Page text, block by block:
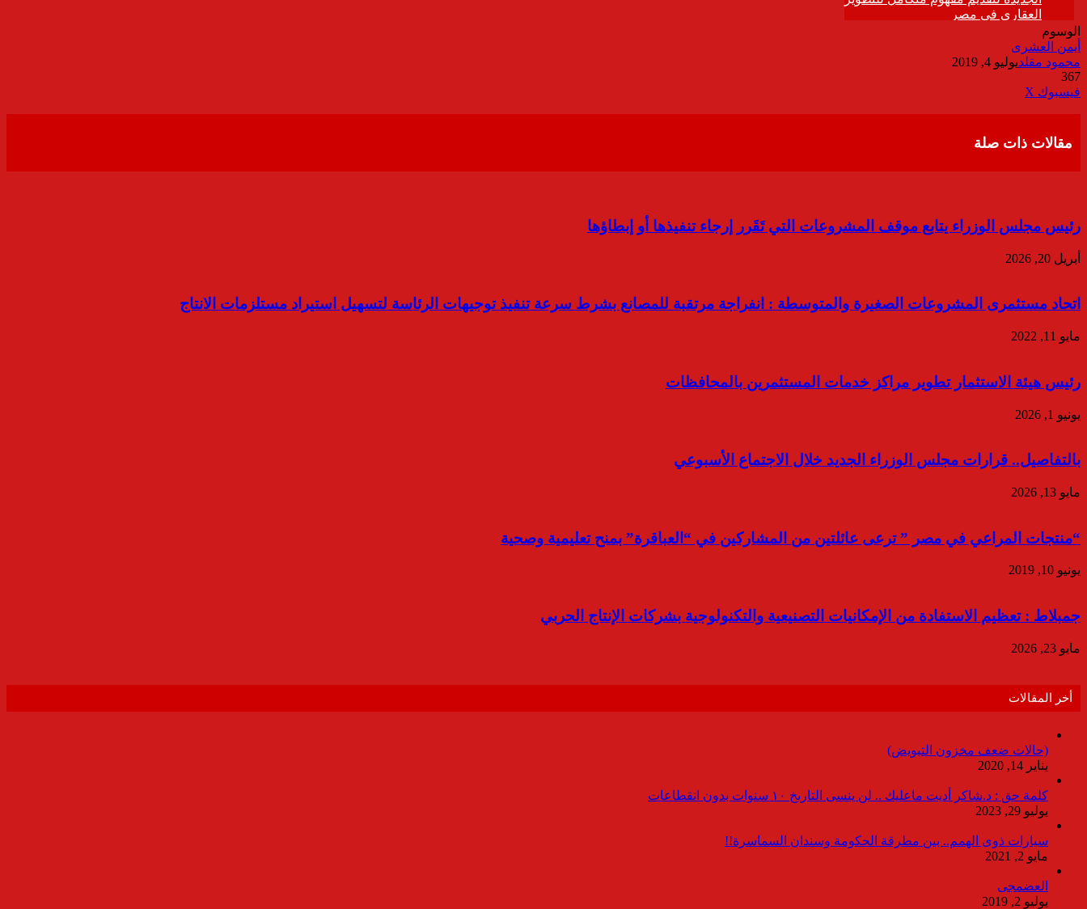
الوسوم
أيمن العشرى
محمود مقلديوليو 4, 2019
367
فيسبوك ‫X
مقالات ذات صلة
رئيس مجلس الوزراء يتابع موقف المشروعات التي تَقَرر إرجاء تنفيذها أو إبطاؤها
أبريل 20, 2026
اتحاد مستثمرى المشروعات الصغيرة والمتوسطة : انفراجة مرتقبة للمصانع بشرط سرعة تنفيذ توجيهات الرئاسة لتسهيل استيراد مستلزمات الانتاج
مايو 11, 2022
رئيس هيئة الاستثمار تطوير مراكز خدمات المستثمرين بالمحافظات
يونيو 1, 2026
بالتفاصيل.. قرارات مجلس الوزراء الجديد خلال الاجتماع الأسبوعي
مايو 13, 2026
“منتجات المراعي في مصر ” ترعى عائلتين من المشاركين في “العباقرة” بمنح تعليمية وصحية
يونيو 10, 2019
جمبلاط : تعظيم الاستفادة من الإمكانيات التصنيعية والتكنولوجية بشركات الإنتاج الحربي
مايو 23, 2026
أخر المقالات
(حالات ضعف مخزون التبويض)
يناير 14, 2020
كلمة حق : د.شاكر أديت ماعليك .. لن ينسى التاريخ ١٠ سنوات بدون انقطاعات
يوليو 29, 2023
سيارات ذوى الهمم.. بين مطرقة الحكومة وسندان السماسرة!!
مايو 2, 2021
العضمجى
يوليو 2, 2019